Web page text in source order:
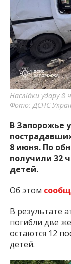
Наслідки удару 8
Фото: ДСНС
В Запорожье
8 июня. По
получили 32
детей.
Об этом
В результате
погибли две
остаются 12
детей.